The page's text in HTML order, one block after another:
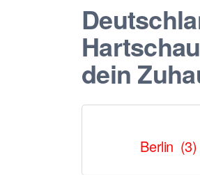
dein
Berlin (3)